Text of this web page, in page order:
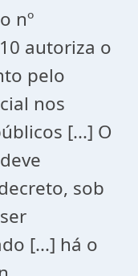
nº
autoriza o
pelo
nos
[...] O
sob
[...] há o